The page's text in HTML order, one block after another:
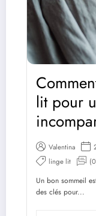
lit pour
Valentina
linge lit
Un bon sommeil
des clés pour...